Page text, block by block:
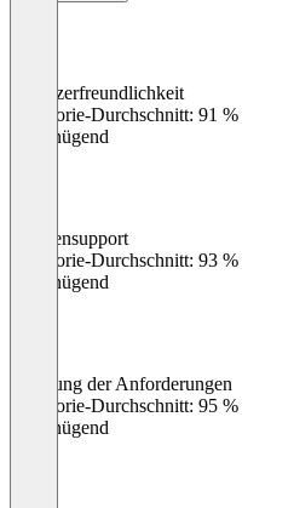
Benutzerfreundlichkeit
Kategorie-Durchschnitt: 91 %
Ungenügend
Kundensupport
Kategorie-Durchschnitt: 93 %
Ungenügend
Erfüllung der Anforderungen
Kategorie-Durchschnitt: 95 %
Ungenügend